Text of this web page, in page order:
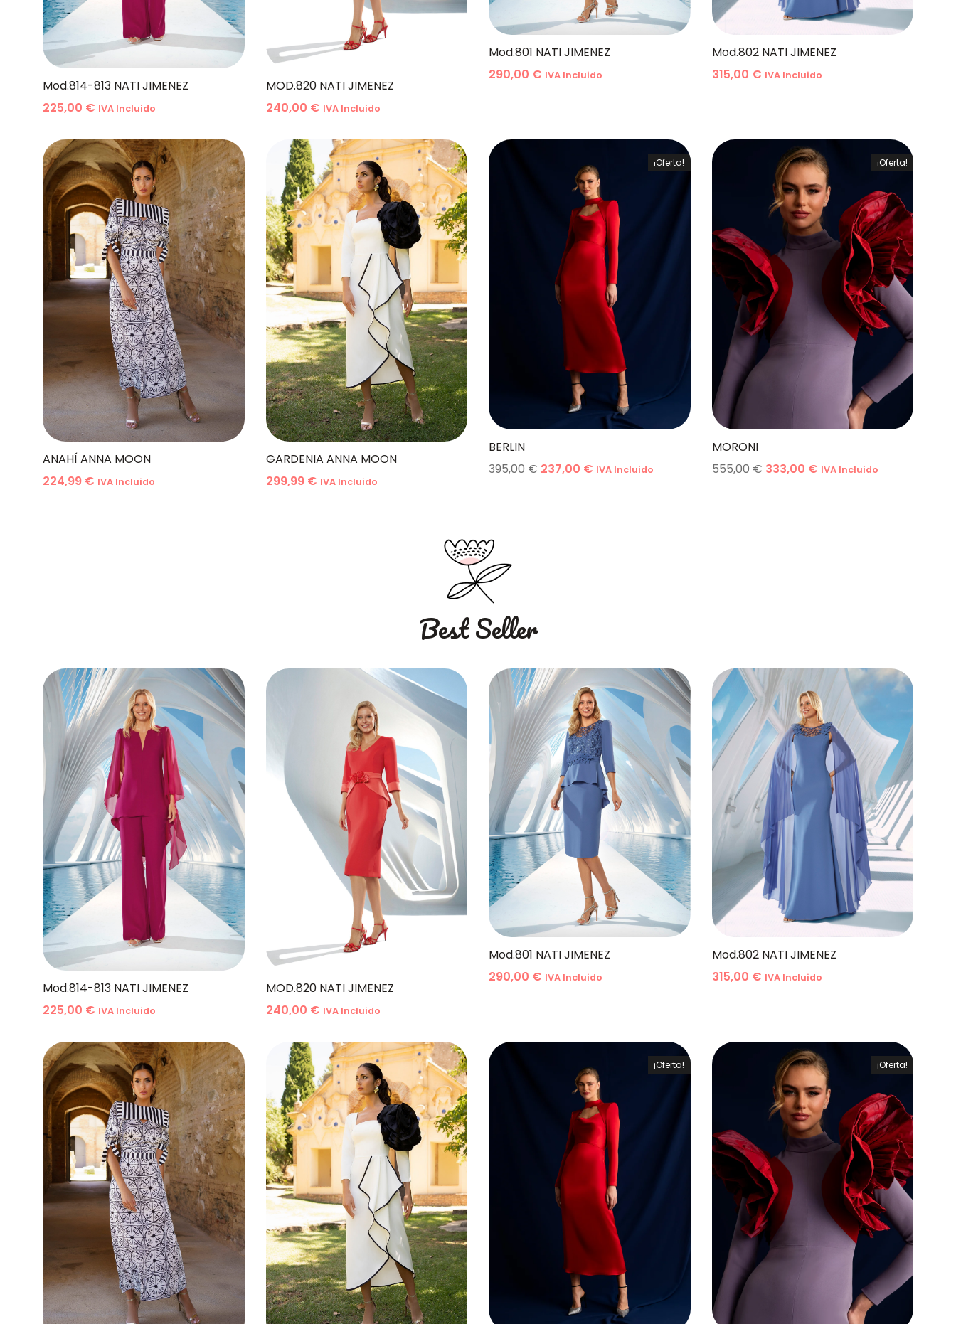
Mod.814-813 NATI JIMENEZ
225,00 € IVA Incluido
MOD.820 NATI JIMENEZ
240,00 € IVA Incluido
Mod.801 NATI JIMENEZ
290,00 € IVA Incluido
Mod.802 NATI JIMENEZ
315,00 € IVA Incluido
ANAHÍ ANNA MOON
224,99 € IVA Incluido
GARDENIA ANNA MOON
299,99 € IVA Incluido
¡Oferta!
BERLIN
395,00€ 237,00 € IVA Incluido
¡Oferta!
MORONI
555,00€ 333,00 € IVA Incluido
Best Seller
Mod.814-813 NATI JIMENEZ
225,00 € IVA Incluido
MOD.820 NATI JIMENEZ
240,00 € IVA Incluido
Mod.801 NATI JIMENEZ
290,00 € IVA Incluido
Mod.802 NATI JIMENEZ
315,00 € IVA Incluido
¡Oferta! ¡Oferta!